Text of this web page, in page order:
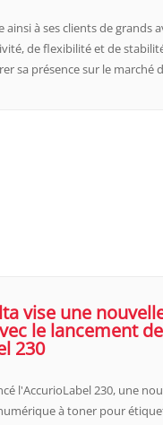
à ses clients de grands
de flexibilité et de
sa présence sur le marché
vise une
le lancement de
230
l'AccurioLabel 230, une
à toner pour